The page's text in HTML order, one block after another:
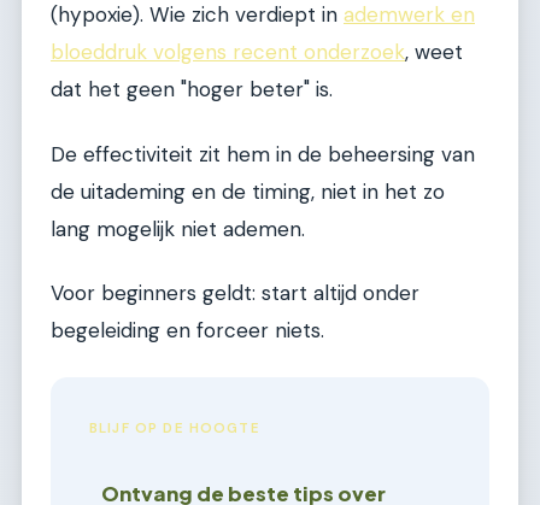
(hypoxie). Wie zich verdiept in ademwerk en
bloeddruk volgens recent onderzoek, weet
dat het geen "hoger beter" is.
De effectiviteit zit hem in de beheersing van
de uitademing en de timing, niet in het zo
lang mogelijk niet ademen.
Voor beginners geldt: start altijd onder
begeleiding en forceer niets.
BLIJF OP DE HOOGTE
Ontvang de beste tips over